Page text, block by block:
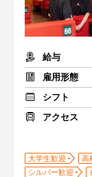
給与
雇用形態
シフト
アクセス
大学生歓迎 高
シルバー歓迎